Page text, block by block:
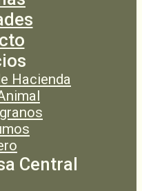
Hacienda
Central